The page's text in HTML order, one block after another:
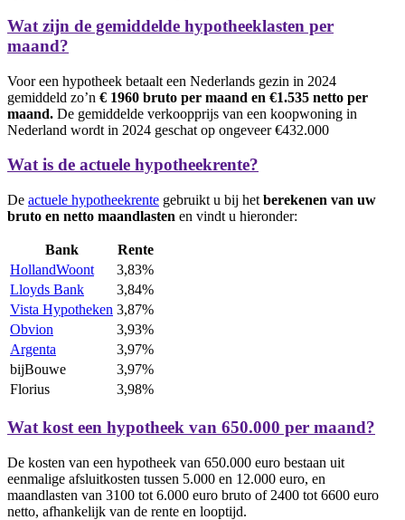
Wat zijn de gemiddelde hypotheeklasten per
maand?
Voor een hypotheek betaalt een Nederlands gezin in 2024
gemiddeld zo’n € 1960 bruto per maand en €1.535 netto per
maand. De gemiddelde verkoopprijs van een koopwoning in
Nederland wordt in 2024 geschat op ongeveer €432.000
Wat is de actuele hypotheekrente?
De actuele hypotheekrente gebruikt u bij het berekenen van uw
bruto en netto maandlasten en vindt u hieronder:
Bank
Rente
HollandWoont
3,83%
Lloyds Bank
3,84%
Vista Hypotheken 3,87%
Obvion
3,93%
Argenta
3,97%
bijBouwe
3,97%
Florius
3,98%
Wat kost een hypotheek van 650.000 per maand?
De kosten van een hypotheek van 650.000 euro bestaan uit
eenmalige afsluitkosten tussen 5.000 en 12.000 euro, en
maandlasten van 3100 tot 6.000 euro bruto of 2400 tot 6600 euro
netto, afhankelijk van de rente en looptijd.